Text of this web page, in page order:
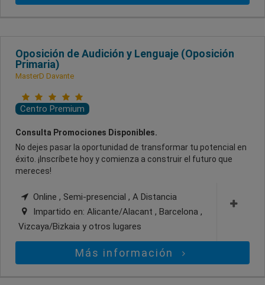
Oposición de Audición y Lenguaje (Oposición
Primaria)
MasterD Davante
Centro Premium
Consulta Promociones Disponibles.
No dejes pasar la oportunidad de transformar tu potencial en
éxito. ¡Inscríbete hoy y comienza a construir el futuro que
mereces!
Online , Semi-presencial , A Distancia
Impartido en: Alicante/Alacant , Barcelona ,
Vizcaya/Bizkaia y otros lugares
Más información